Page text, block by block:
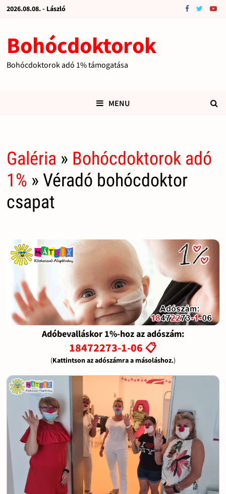
2026.08.08. - László
Bohócdoktorok
Bohócdoktorok adó 1% támogatása
MENU
Galéria » Bohócdoktorok adó
1% » Véradó bohócdoktor
csapat
Adóbevalláskor 1%-hoz az adószám:
18472273-1-06 📋
(Kattintson az adószámra a másoláshoz.)